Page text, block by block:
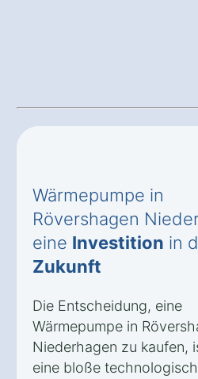
Wärmepumpe in
Rövershagen
eine Investition in
Zukunft
Die Entscheidung, eine
Wärmepumpe in
Niederhagen zu kaufen,
eine bloße